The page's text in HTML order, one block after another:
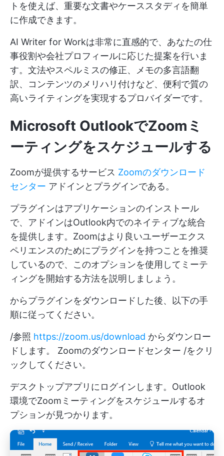
トを使えば、重要な文書やケーススタディを簡単
に作成できます。
AI Writer for Workは非常に直感的で、あなたの仕
事役割や会社プロフィールに応じた提案を行いま
す。文法やスペルミスの修正、メモの多言語翻
訳、コンテンツのメリハリ付けなど、便利で質の
高いライティングを実現するプロバイダーです。
Microsoft OutlookでZoomミ
ーティングをスケジュールする
Zoomが提供するサービス Zoomのダウンロード
センター アドインとプラグインである。
プラグインはアプリケーションのインストール
で、アドインはOutlook内でのネイティブな統合
を提供します。Zoomはより良いユーザーエクス
ペリエンスのためにプラグインを持つことを推奨
しているので、このオプションを使用してミーテ
ィングを開始する方法を説明しましょう。
からプラグインをダウンロードした後、以下の手
順に従ってください。
/参照 https://zoom.us/download からダウンロー
ドします。 Zoomのダウンロードセンター /をクリ
ックしてください。
デスクトップアプリにログインします。Outlook
環境でZoomミーティングをスケジュールするオ
プションが見つかります。